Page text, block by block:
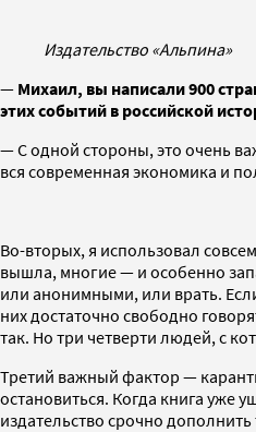
Издательство «Альпина»
— Михаил, вы написали 900
этих событий в российской
— С одной стороны, это очень
вся современная экономика и
Во-вторых, я использовал
вышла, многие — и особенно
или анонимными, или врать.
них достаточно свободно
так. Но три четверти людей, с
Третий важный фактор —
остановиться. Когда книга уже
издательство срочно